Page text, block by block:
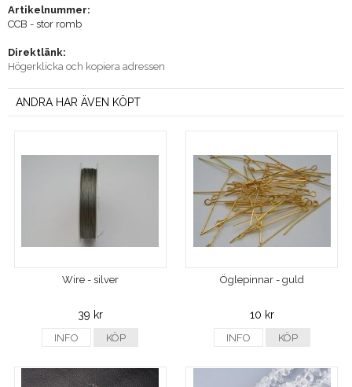
Artikelnummer:
CCB - stor romb
Direktlänk:
Högerklicka och kopiera adressen
ANDRA HAR ÄVEN KÖPT
Wire - silver
39 kr
INFO KÖP
Öglepinnar - guld
10 kr
INFO KÖP